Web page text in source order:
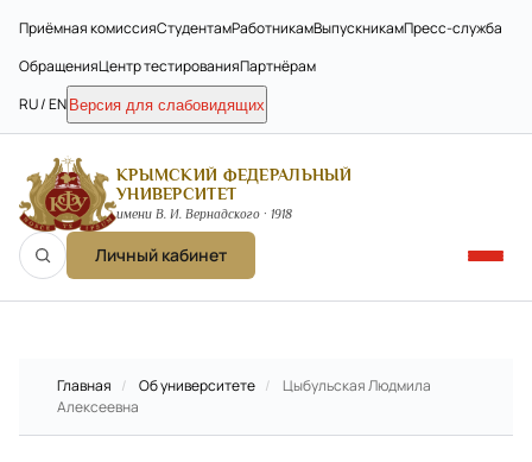
Приёмная комиссияСтудентамРаботникамВыпускникамПресс-служба
ОбращенияЦентр тестированияПартнёрам
RU / EN Версия для слабовидящих
КРЫМСКИЙ ФЕДЕРАЛЬНЫЙ
УНИВЕРСИТЕТ
имени В. И. Вернадского · 1918
Личный кабинет
Главная / Об университете /
Цыбульская Людмила
Алексеевна